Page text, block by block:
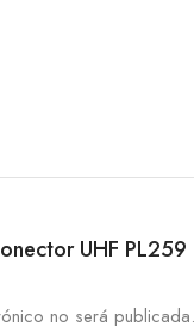
UHF
no será publicada.